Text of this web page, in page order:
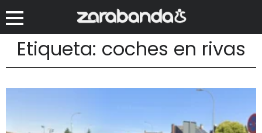
Etiqueta: coches en rivas